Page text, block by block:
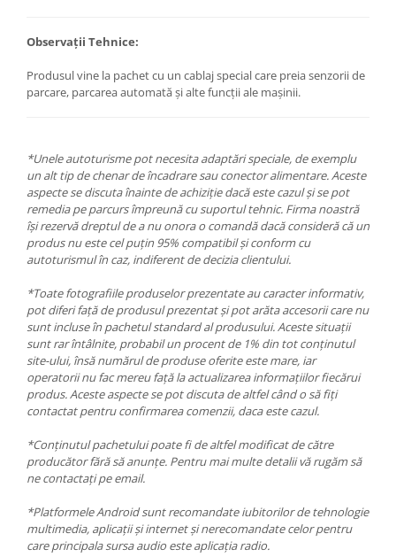
Observații Tehnice:
Produsul vine la pachet cu un cablaj special care preia senzorii de
parcare, parcarea automată și alte funcții ale mașinii.
*Unele autoturisme pot necesita adaptări speciale, de exemplu
un alt tip de chenar de încadrare sau conector alimentare. Aceste
aspecte se discuta înainte de achiziție dacă este cazul și se pot
remedia pe parcurs împreună cu suportul tehnic. Firma noastră
își rezervă dreptul de a nu onora o comandă dacă consideră că un
produs nu este cel puțin 95% compatibil și conform cu
autoturismul în caz, indiferent de decizia clientului.
*Toate fotografiile produselor prezentate au caracter informativ,
pot diferi față de produsul prezentat și pot arăta accesorii care nu
sunt incluse în pachetul standard al produsului. Aceste situații
sunt rar întâlnite, probabil un procent de 1% din tot conținutul
site-ului, însă numărul de produse oferite este mare, iar
operatorii nu fac mereu față la actualizarea informațiilor fiecărui
produs. Aceste aspecte se pot discuta de altfel când o să fiți
contactat pentru confirmarea comenzii, daca este cazul.
*Conținutul pachetului poate fi de altfel modificat de către
producător fără să anunțe. Pentru mai multe detalii vă rugăm să
ne contactați pe email.
*Platformele Android sunt recomandate iubitorilor de tehnologie
multimedia, aplicații și internet și nerecomandate celor pentru
care principala sursa audio este aplicația radio.